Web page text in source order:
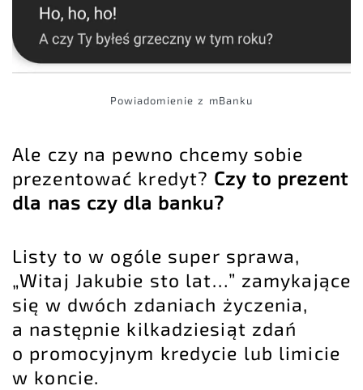
Powiadomienie z mBanku
Ale czy na pewno chcemy sobie
prezentować kredyt? Czy to prezent
dla nas czy dla banku?
Listy to w ogóle super sprawa,
„Witaj Jakubie sto lat…” zamykające
się w dwóch zdaniach życzenia,
a następnie kilkadziesiąt zdań
o promocyjnym kredycie lub limicie
w koncie.